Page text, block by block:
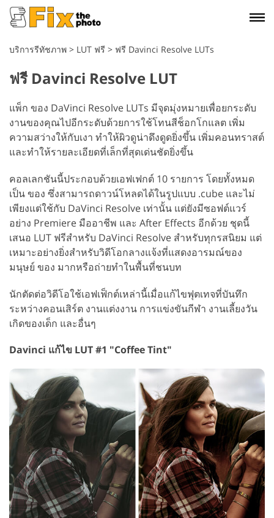
บริการรีทัชภาพ > LUT ฟรี > ฟรี Davinci Resolve LUTs
ฟรี Davinci Resolve LUT
แพ็ก ของ DaVinci Resolve LUTs มีจุดมุ่งหมายเพื่อยกระดับ
งานของคุณไปอีกระดับด้วยการใช้โทนสีช็อกโกแลต เพิ่ม
ความสว่างให้กับเงา ทำให้ผิวดูน่าดึงดูดยิ่งขึ้น เพิ่มคอนทราสต์
และทำให้รายละเอียดที่เล็กที่สุดเด่นชัดยิ่งขึ้น
คอลเลกชันนี้ประกอบด้วยเอฟเฟกต์ 10 รายการ โดยทั้งหมด
เป็น ของ ซึ่งสามารถดาวน์โหลดได้ในรูปแบบ .cube และไม่
เพียงแต่ใช้กับ DaVinci Resolve เท่านั้น แต่ยังมีซอฟต์แวร์
อย่าง Premiere มืออาชีพ และ After Effects อีกด้วย ชุดนี้
เสนอ LUT ฟรีสำหรับ DaVinci Resolve สำหรับทุกรสนิยม แต่
เหมาะอย่างยิ่งสำหรับวิดีโอกลางแจ้งที่แสดงอารมณ์ของ
มนุษย์ ของ มากหรือถ่ายทำในพื้นที่ชนบท
นักตัดต่อวิดีโอใช้เอฟเฟ็กต์เหล่านี้เมื่อแก้ไขฟุตเทจที่บันทึก
ระหว่างคอนเสิร์ต งานแต่งงาน การแข่งขันกีฬา งานเลี้ยงวัน
เกิดของเด็ก และอื่นๆ
Davinci แก้ไข LUT #1 "Coffee Tint"